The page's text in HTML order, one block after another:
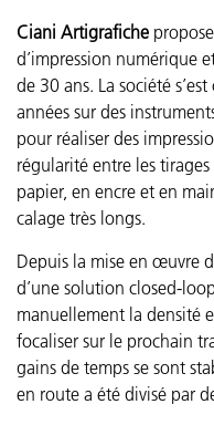
Ciani Artigrafiche
d’impression numérique
de 30 ans. La société
années sur des
pour réaliser des
régularité entre les
papier, en encre et en
calage très longs.
Depuis la mise en œuvre
d’une solution closed-
manuellement la densité
focaliser sur le prochain
gains de temps se sont
en route a été divisé par